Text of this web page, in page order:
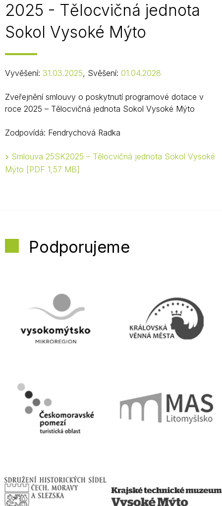
2025 - Tělocvičná jednota
Sokol Vysoké Mýto
Vyvěšení: 31.03.2025, Svěšení: 01.04.2028
Zveřejnění smlouvy o poskytnutí programové dotace v
roce 2025 – Tělocvičná jednota Sokol Vysoké Mýto
Zodpovídá: Fendrychová Radka
Smlouva 25SK2025 – Tělocvičná jednota Sokol Vysoké
Mýto
PDF 1,57 MB
Podporujeme